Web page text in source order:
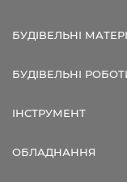
БУДІВЕЛЬНІ
БУДІВЕЛЬНІ
ІНСТРУМЕНТ
ОБЛАДНАННЯ